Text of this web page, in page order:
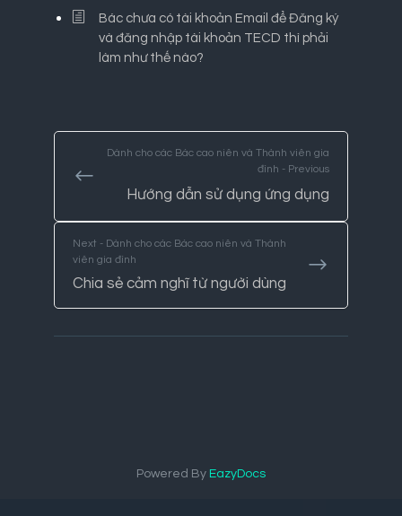
Bác chưa có tài khoản Email để Đăng ký
và đăng nhập tài khoản TECD thì phải
làm như thế nào?
Dành cho các Bác cao niên và Thành viên gia
đình - Previous
Hướng dẫn sử dụng ứng dụng
Next - Dành cho các Bác cao niên và Thành
viên gia đình
Chia sẻ cảm nghĩ từ người dùng
Powered By EazyDocs